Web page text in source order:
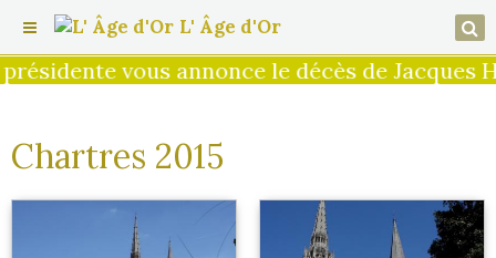
vous annonce le décès de Jacques
L' Âge d'Or
Chartres 2015